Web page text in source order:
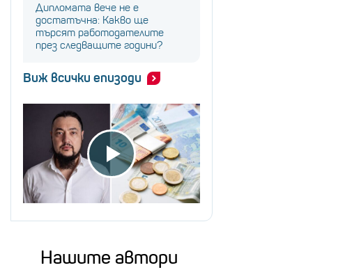
Дипломата вече не е
достатъчна: Какво ще
търсят работодателите
през следващите години?
Виж всички епизоди
Нашите автори